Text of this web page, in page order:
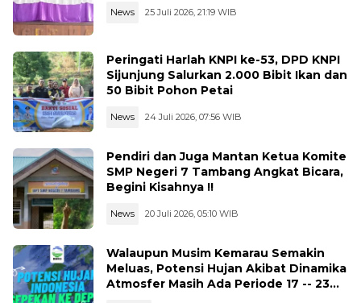
News 25 Juli 2026, 21:19 WIB
Peringati Harlah KNPI ke-53, DPD KNPI
Sijunjung Salurkan 2.000 Bibit Ikan dan
50 Bibit Pohon Petai
News 24 Juli 2026, 07:56 WIB
Pendiri dan Juga Mantan Ketua Komite
SMP Negeri 7 Tambang Angkat Bicara,
Begini Kisahnya !!
News 20 Juli 2026, 05:10 WIB
Walaupun Musim Kemarau Semakin
Meluas, Potensi Hujan Akibat Dinamika
Atmosfer Masih Ada Periode 17 -- 23